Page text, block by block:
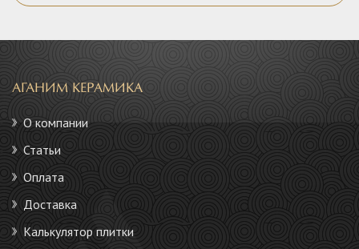
АГАНИМ КЕРАМИКА
О компании
Статьи
Оплата
Доставка
Калькулятор плитки